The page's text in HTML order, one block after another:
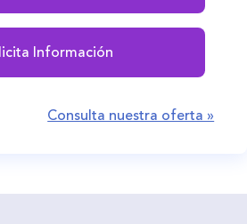
Información
Consulta nuestra oferta »